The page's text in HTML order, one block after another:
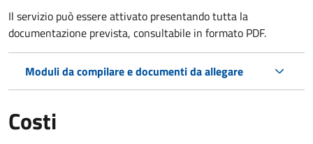
Il servizio può essere attivato presentando tutta la
documentazione prevista, consultabile in formato PDF.
Moduli da compilare e documenti da allegare
Costi